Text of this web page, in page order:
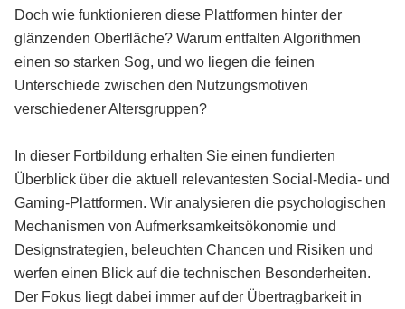
Doch wie funktionieren diese Plattformen hinter der
glänzenden Oberfläche? Warum entfalten Algorithmen
einen so starken Sog, und wo liegen die feinen
Unterschiede zwischen den Nutzungsmotiven
verschiedener Altersgruppen?
In dieser Fortbildung erhalten Sie einen fundierten
Überblick über die aktuell relevantesten Social-Media- und
Gaming-Plattformen. Wir analysieren die psychologischen
Mechanismen von Aufmerksamkeitsökonomie und
Designstrategien, beleuchten Chancen und Risiken und
werfen einen Blick auf die technischen Besonderheiten.
Der Fokus liegt dabei immer auf der Übertragbarkeit in